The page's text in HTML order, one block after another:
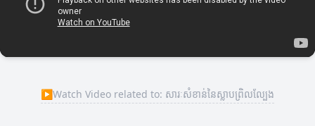
▶Watch Video related to: សារៈសំខាន់នៃស្លាបព្រិលល្បែង